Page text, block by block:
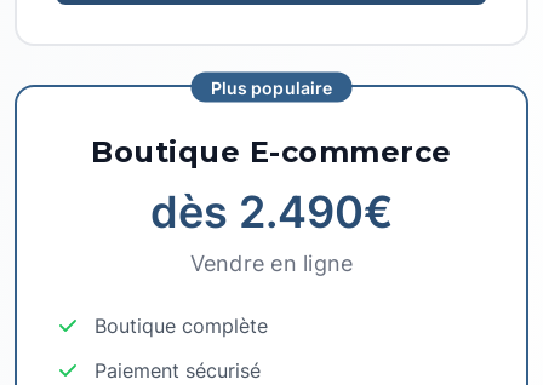
Plus populaire
Boutique E-commerce
dès 2.490€
Vendre en ligne
Boutique complète
Paiement sécurisé